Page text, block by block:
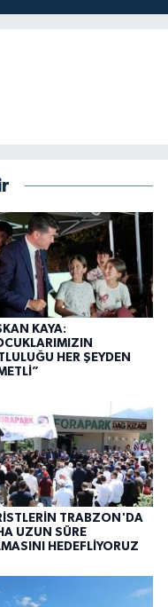
KAYA:
HER ŞEYDEN
TRABZON'DA
UZUN SÜRE
HEDEFLİYORUZ